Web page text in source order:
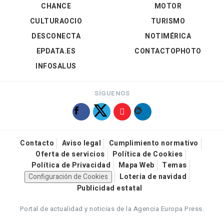
CHANCE
CULTURAOCIO
DESCONECTA
EPDATA.ES
INFOSALUS
MOTOR
TURISMO
NOTIMÉRICA
CONTACTOPHOTO
SÍGUENOS
Contacto Aviso legal
Cumplimiento normativo
Oferta de servicios
Política de Cookies
Política de Privacidad
Mapa Web
Temas
Configuración de Cookies
Loteria de navidad
Publicidad estatal
Portal de actualidad y noticias de la Agencia Europa Press.